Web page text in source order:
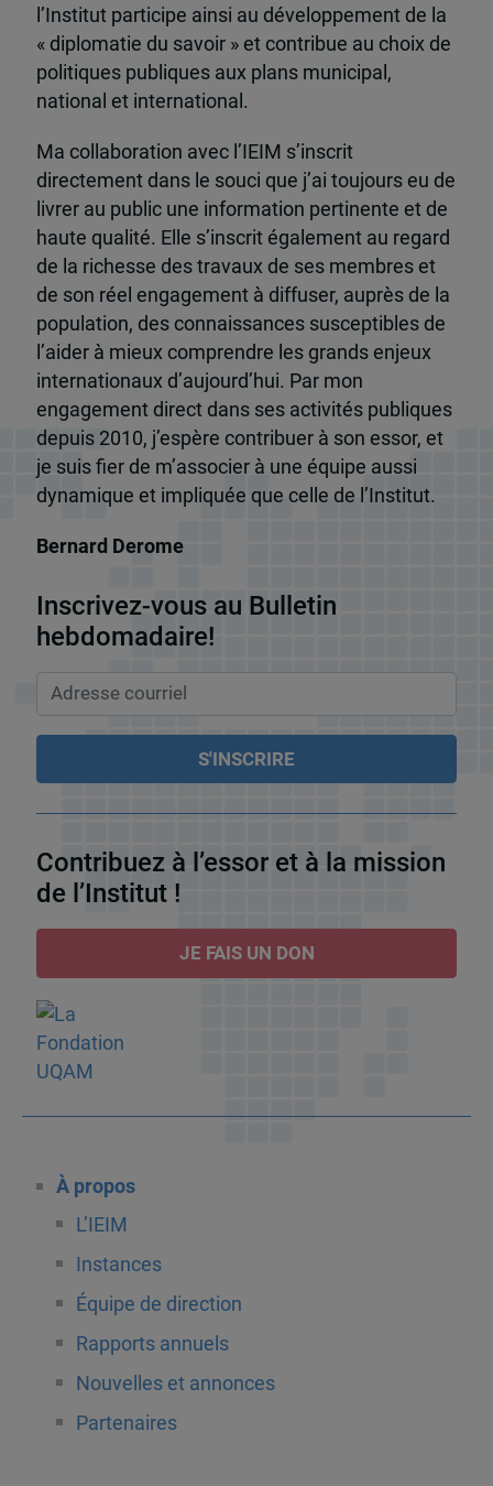
l’Institut participe ainsi au développement de la
« diplomatie du savoir » et contribue au choix de
politiques publiques aux plans municipal,
national et international.
Ma collaboration avec l’IEIM s’inscrit
directement dans le souci que j’ai toujours eu de
livrer au public une information pertinente et de
haute qualité. Elle s’inscrit également au regard
de la richesse des travaux de ses membres et
de son réel engagement à diffuser, auprès de la
population, des connaissances susceptibles de
l’aider à mieux comprendre les grands enjeux
internationaux d’aujourd’hui. Par mon
engagement direct dans ses activités publiques
depuis 2010, j’espère contribuer à son essor, et
je suis fier de m’associer à une équipe aussi
dynamique et impliquée que celle de l’Institut.
Bernard Derome
Inscrivez-vous au Bulletin
hebdomadaire!
Contribuez à l’essor et à la mission
de l’Institut !
JE FAIS UN DON
À propos
L’IEIM
Instances
Équipe de direction
Rapports annuels
Nouvelles et annonces
Partenaires